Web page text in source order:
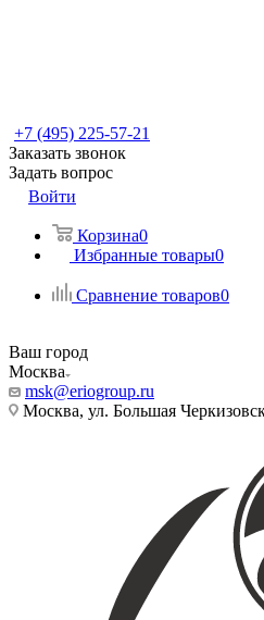
+7 (495) 225-57-21
Заказать звонок
Задать вопрос
Войти
Корзина0
Избранные товары0
Сравнение товаров0
Ваш город
Москва
msk@eriogroup.ru
Москва, ул. Большая